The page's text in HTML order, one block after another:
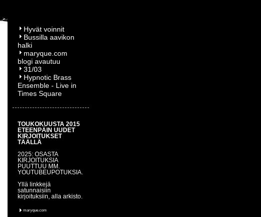
Hyvät voinnit
Bussilla aavikon
halki
maryque.com
blogi avautuu
31/03
Hypnotic Brass
Ensemble - Live in
Times Square
TOUKOKUUSTA 2015
ETEENPÄIN UUDET
KIRJOITUKSET
TÄÄLLÄ
2025: OSASTA
KIRJOITUKSIA
PUUTTUU MM.
YOUTUBEUPOTUKSIA.
Yllä linkkejä
satunnaisiin
kirjoituksiin, alla arkisto.
maryque.com